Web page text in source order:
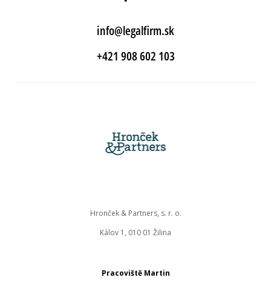
info@legalfirm.sk
+421 908 602 103
Pracoviště Martin
Hronček & Partners, s. r. o.
Kálov 1, 010 01 Žilina